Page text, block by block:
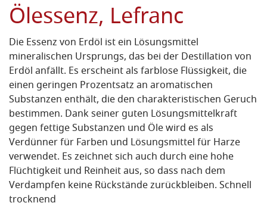
Ölessenz, Lefranc
Die Essenz von Erdöl ist ein Lösungsmittel
mineralischen Ursprungs, das bei der Destillation von
Erdöl anfällt. Es erscheint als farblose Flüssigkeit, die
einen geringen Prozentsatz an aromatischen
Substanzen enthält, die den charakteristischen Geruch
bestimmen. Dank seiner guten Lösungsmittelkraft
gegen fettige Substanzen und Öle wird es als
Verdünner für Farben und Lösungsmittel für Harze
verwendet. Es zeichnet sich auch durch eine hohe
Flüchtigkeit und Reinheit aus, so dass nach dem
Verdampfen keine Rückstände zurückbleiben.Schnell
trocknend